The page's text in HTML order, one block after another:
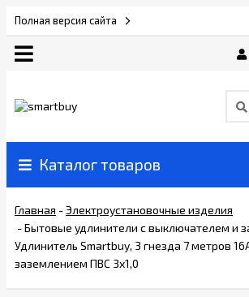
Полная версия сайта
компании
Вакансии
Прайс-
лист
Каталог товаров
Главная -Электроустановочные изделия
-Бытовые удлинители с выключателем и
Удлинитель Smartbuy, 3 гнезда 7 метров
заземлением ПВС 3х1,0